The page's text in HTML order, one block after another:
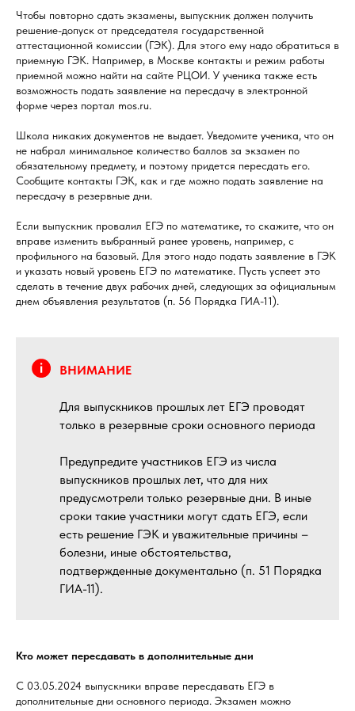
Чтобы повторно сдать экзамены, выпускник должен получить
решение-допуск от председателя государственной
аттестационной комиссии (ГЭК). Для этого ему надо обратиться в
приемную ГЭК. Например, в Москве контакты и режим работы
приемной можно найти на сайте РЦОИ. У ученика также есть
возможность подать заявление на пересдачу в электронной
форме через портал mos.ru.
Школа никаких документов не выдает. Уведомите ученика, что он
не набрал минимальное количество баллов за экзамен по
обязательному предмету, и поэтому придется пересдать его.
Сообщите контакты ГЭК, как и где можно подать заявление на
пересдачу в резервные дни.
Если выпускник провалил ЕГЭ по математике, то скажите, что он
вправе изменить выбранный ранее уровень, например, с
профильного на базовый. Для этого надо подать заявление в ГЭК
и указать новый уровень ЕГЭ по математике. Пусть успеет это
сделать в течение двух рабочих дней, следующих за официальным
днем объявления результатов (п. 56 Порядка ГИА-11).
ВНИМАНИЕ
Для выпускников прошлых лет ЕГЭ проводят
только в резервные сроки основного периода
Предупредите участников ЕГЭ из числа
выпускников прошлых лет, что для них
предусмотрели только резервные дни. В иные
сроки такие участники могут сдать ЕГЭ, если
есть решение ГЭК и уважительные причины –
болезни, иные обстоятельства,
подтвержденные документально (п. 51 Порядка
ГИА-11).
Кто может пересдавать в дополнительные дни
С 03.05.2024 выпускники вправе пересдавать ЕГЭ в
дополнительные дни основного периода. Экзамен можно